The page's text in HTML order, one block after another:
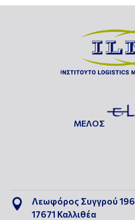
ΜΕΛΟΣ

Λεωφόρος Συγγρού 196
17671 Καλλιθέα